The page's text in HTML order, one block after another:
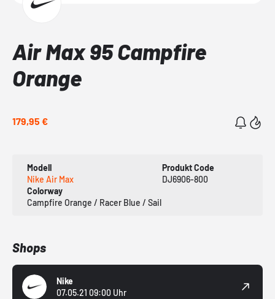
Air Max 95 Campfire
Orange
179,95 €
Modell
Nike Air Max
Produkt Code
DJ6906-800
Colorway
Campfire Orange / Racer Blue / Sail
Shops
Nike
07.05.21 09:00 Uhr